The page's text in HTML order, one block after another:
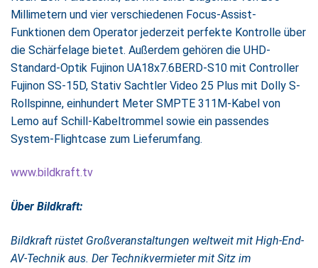
Millimetern und vier verschiedenen Focus-Assist-
Funktionen dem Operator jederzeit perfekte Kontrolle über
die Schärfelage bietet. Außerdem gehören die UHD-
Standard-Optik Fujinon UA18x7.6BERD-S10 mit Controller
Fujinon SS-15D, Stativ Sachtler Video 25 Plus mit Dolly S-
Rollspinne, einhundert Meter SMPTE 311M-Kabel von
Lemo auf Schill-Kabeltrommel sowie ein passendes
System-Flightcase zum Lieferumfang.
www.bildkraft.tv
Über Bildkraft:
Bildkraft rüstet Großveranstaltungen weltweit mit High-End-
AV-Technik aus. Der Technikvermieter mit Sitz im